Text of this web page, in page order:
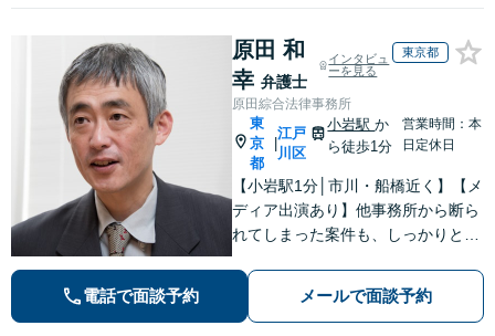
原田 和
幸 弁護士
インタビュ
ーを見る
東京都
原田綜合法律事務所
東
京
都
|
江戸
川区
小岩駅か
ら徒歩1分
営業時間：本
日定休日
【小岩駅1分│市川・船橋近く】【メ
ディア出演あり】他事務所から断ら
れてしまった案件も、しっかりと面
【解決実績約1000件】豊富な離婚調
停・裁判実績あり【不動産業界出
電話で面談予約 メールで面談予約